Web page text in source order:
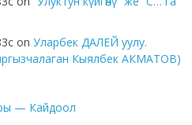
onУларбек ДАЛЕЙ уулу.
Кыялбек АКМАТОВ)
— Кайдоол